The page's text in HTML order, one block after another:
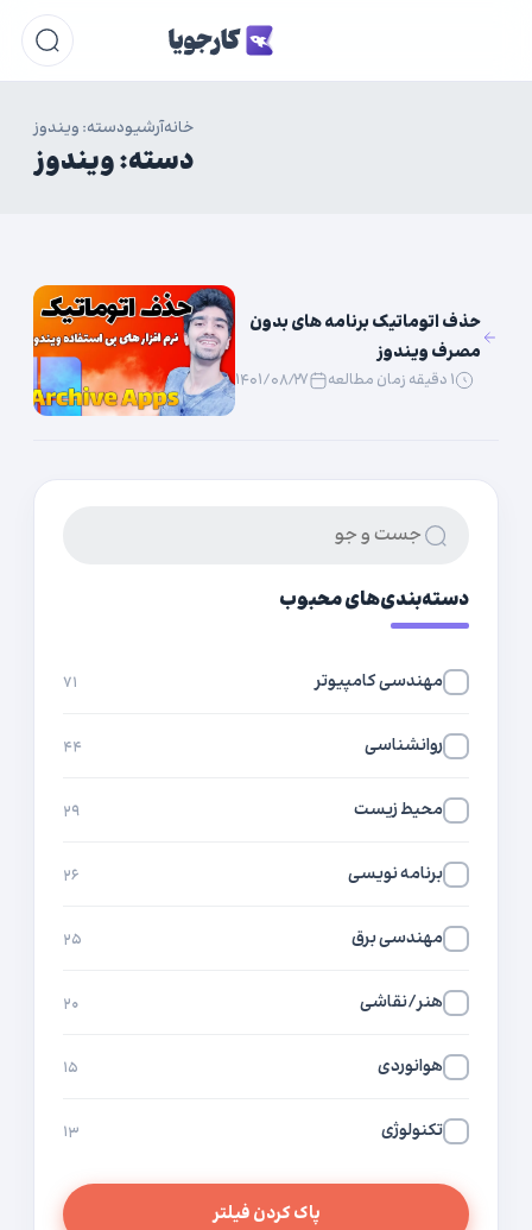
خانهآرشیودسته: ویندوز
دسته:ویندوز
حذف اتوماتیک برنامه های بدون
مصرف ویندوز
۱ دقیقه زمان مطالعه ۱۴۰۱/۰۸/۲۷
دسته‌بندی‌های محبوب
مهندسی کامپیوتر ۷۱
روانشناسی ۴۴
محیط زیست ۲۹
برنامه نویسی ۲۶
مهندسی برق ۲۵
هنر/نقاشی ۲۰
هوانوردی ۱۵
تکنولوژی ۱۳
پاک کردن فیلتر